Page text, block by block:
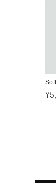
¥